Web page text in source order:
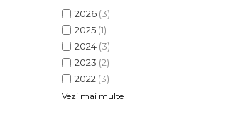
2026 (3)
2025 (1)
2024 (3)
2023 (2)
2022 (3)
Vezi mai multe